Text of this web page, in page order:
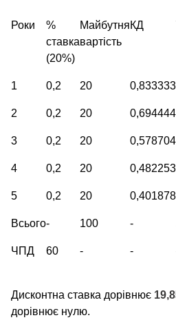
Роки
%
ставка
(20%)
Майбутня
вартість
КД
1 0,2 20 0,833333
2 0,2 20 0,694444
3 0,2 20 0,578704
4 0,2 20 0,482253
5 0,2 20 0,401878
Всього- 100 -
ЧПД 60 - -
Дисконтна ставка дорівнює
дорівнює нулю.